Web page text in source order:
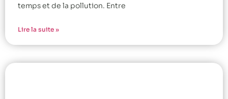
temps et de la pollution. Entre
Lire la suite »